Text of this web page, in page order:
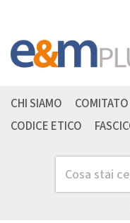
Cerca
CHI SIAMO
CODICE ETICO